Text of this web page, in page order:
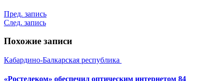
Пред. запись
След. запись
Похожие записи
Кабардино-Балкарская республика
«Ростелеком» обеспечил оптическим интернетом 84